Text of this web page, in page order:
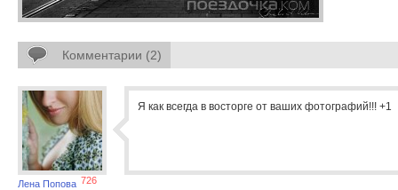
Комментарии (2)
Лена Попова 726
Я как всегда в восторге от ваших фотографий!!! +1